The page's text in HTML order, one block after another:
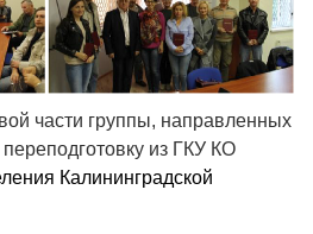
части группы, направленных
из ГКУ КО
Калининградской